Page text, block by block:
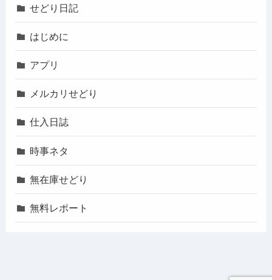
せどり日記
はじめに
アプリ
メルカリせどり
仕入日誌
時事ネタ
無在庫せどり
無料レポート